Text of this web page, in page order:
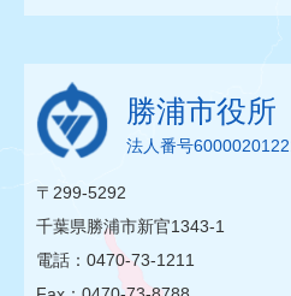
勝浦市役所
法人番号
〒299-5292
千葉県勝浦市新官1343-1
電話：0470-73-1211